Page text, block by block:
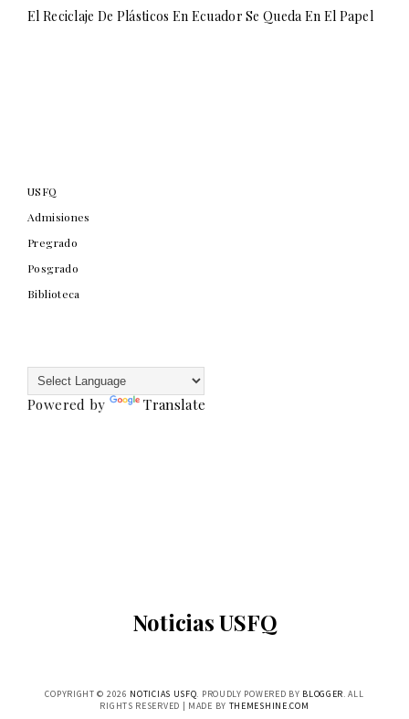
El Reciclaje De Plásticos En Ecuador Se Queda En El Papel
USFQ
Admisiones
Pregrado
Posgrado
Biblioteca
Powered by Translate
Noticias USFQ
COPYRIGHT © 2026 NOTICIAS USFQ . PROUDLY POWERED BY BLOGGER . ALL
RIGHTS RESERVED | MADE BY THEMESHINE.COM